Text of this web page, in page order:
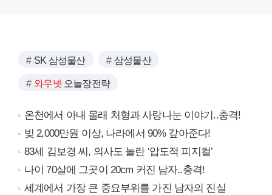
SK 삼성물산 삼성물산
와우넷 오늘장전략
온천에서 아내 몰래 처형과 사랑나눈 이야기..충격!
빚 2,000만원 이상, 나라에서 90% 갚아준다!
83세 김보경 씨, 의사도 놀란 ‘압도적 피지컬’
나이 70살에 그곳이 20cm 커진 남자..충격!
세계에서 가장 큰 중요부위를 가진 남자의 진실